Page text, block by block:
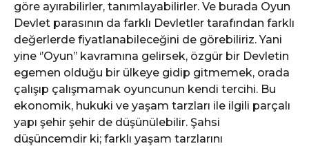
göre ayırabilirler, tanımlayabilirler. Ve burada Oyun
Devlet parasının da farklı Devletler tarafından farklı
değerlerde fiyatlanabileceğini de görebiliriz. Yani
yine ‘’Oyun’’ kavramına gelirsek, özgür bir Devletin
egemen olduğu bir ülkeye gidip gitmemek, orada
çalışıp çalışmamak oyuncunun kendi tercihi. Bu
ekonomik, hukuki ve yaşam tarzları ile ilgili parçalı
yapı şehir şehir de düşünülebilir. Şahsi
düşüncemdir ki; farklı yaşam tarzlarını